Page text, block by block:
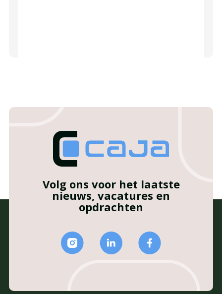
Volg ons voor het laatste
nieuws, vacatures en
opdrachten